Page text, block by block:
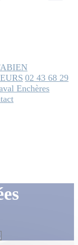
02 43 68 29
Enchères